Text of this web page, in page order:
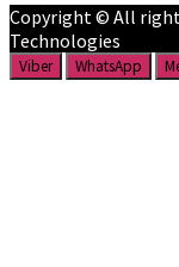
Copyright © All
Technologies
Viber WhatsApp